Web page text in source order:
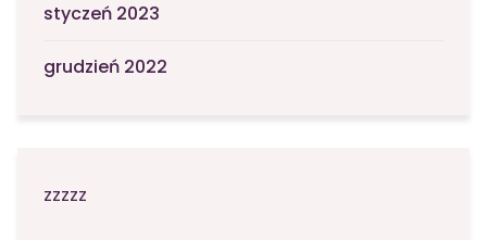
styczeń 2023
grudzień 2022
zzzzz